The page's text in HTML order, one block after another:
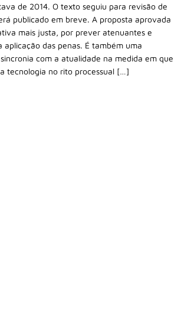
de 2014. O texto seguiu para revisão de
publicado em breve. A proposta aprovada
mais justa, por prever atenuantes e
aplicação das penas. É também uma
com a atualidade na medida em que
tecnologia no rito processual […]